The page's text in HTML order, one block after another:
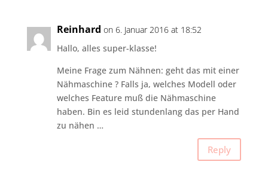
Reinhard on 6. Januar 2016 at 18:52
Hallo, alles super-klasse!
Meine Frage zum Nähnen: geht das mit einer
Nähmaschine ? Falls ja, welches Modell oder
welches Feature muß die Nähmaschine
haben. Bin es leid stundenlang das per Hand
zu nähen …
Reply